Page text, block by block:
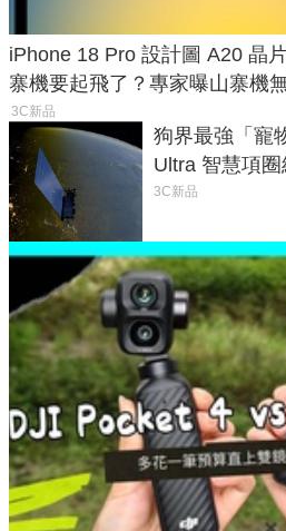
iPhone 18 Pro 設計圖 A20 晶
寨機要起飛了？專家曝山寨機
3C新品
狗界最強「寵
Ultra 智慧項
密林山谷也能
3C新品